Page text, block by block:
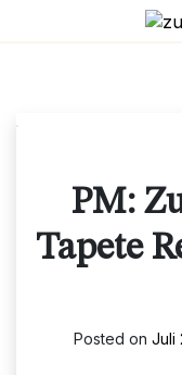
PM:
Tapete
Posted on Juli